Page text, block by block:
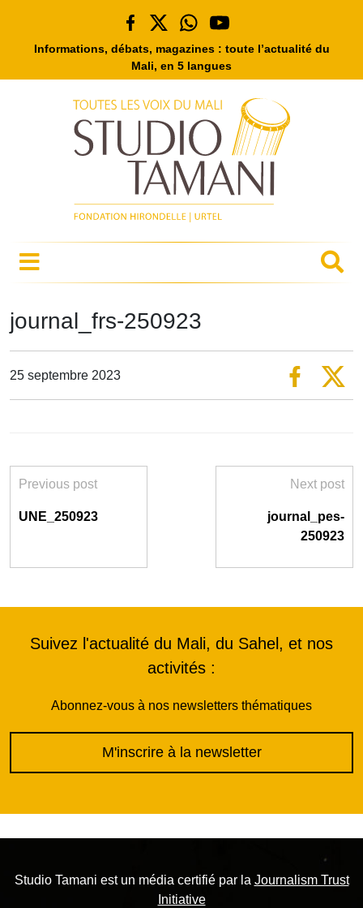
Informations, débats, magazines : toute l’actualité du
Mali, en 5 langues
journal_frs-250923
25 septembre 2023
Previous post
UNE_250923
Next post
journal_pes-
250923
Suivez l'actualité du Mali, du Sahel, et nos
activités :
Abonnez-vous à nos newsletters thématiques
M'inscrire à la newsletter
Studio Tamani est un média certifié par la Journalism Trust
Initiative